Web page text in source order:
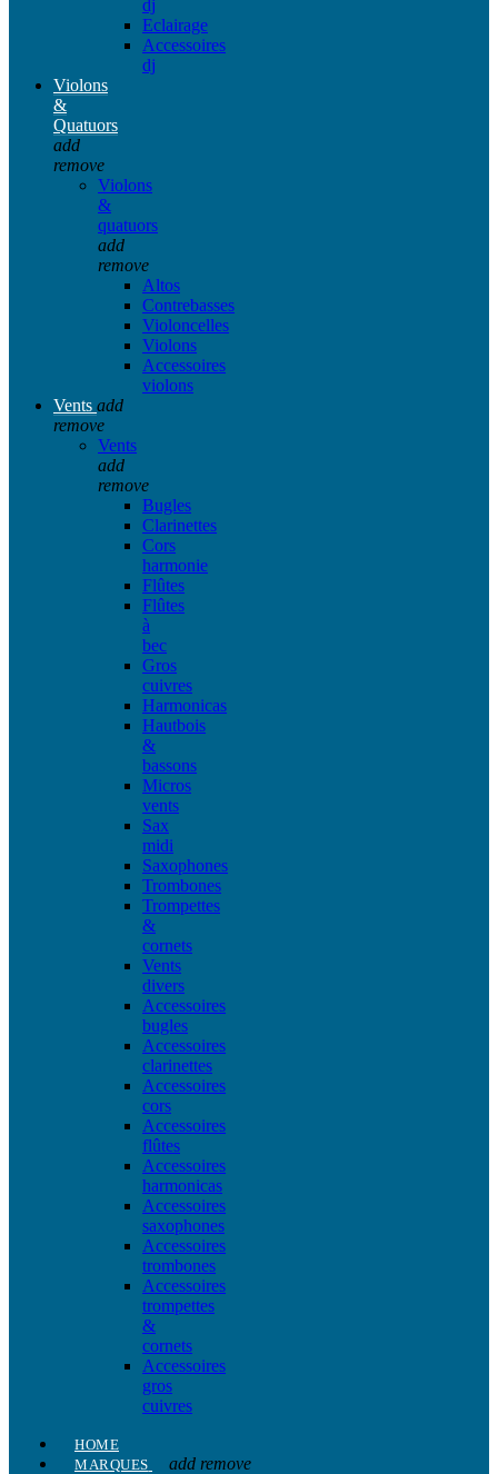
dj
Eclairage
Accessoires
dj
Violons
&
Quatuors
add
remove
Violons
&
quatuors
add
remove
Altos
Contrebasses
Violoncelles
Violons
Accessoires
violons
Vents add
remove
Vents
add
remove
Bugles
Clarinettes
Cors
harmonie
Flûtes
Flûtes
à
bec
Gros
cuivres
Harmonicas
Hautbois
&
bassons
Micros
vents
Sax
midi
Saxophones
Trombones
Trompettes
&
cornets
Vents
divers
Accessoires
bugles
Accessoires
clarinettes
Accessoires
cors
Accessoires
flûtes
Accessoires
harmonicas
Accessoires
saxophones
Accessoires
trombones
Accessoires
trompettes
&
cornets
Accessoires
gros
cuivres
HOME
MARQUES
add remove